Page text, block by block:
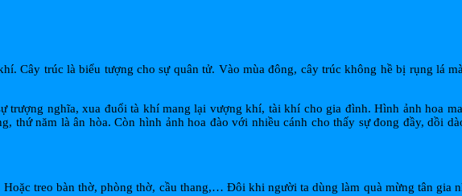
Cây trúc là biểu tượng cho sự quân tử. Vào mùa đông, cây trúc không hề bị rụng lá
trượng nghĩa, xua đuổi tà khí mang lại vượng khí, tài khí cho gia đình. Hình ảnh hoa
thứ năm là ân hòa. Còn hình ảnh hoa đào với nhiều cánh cho thấy sự đong đầy, dồi
treo bàn thờ, phòng thờ, cầu thang,… Đôi khi người ta dùng làm quà mừng tân gia